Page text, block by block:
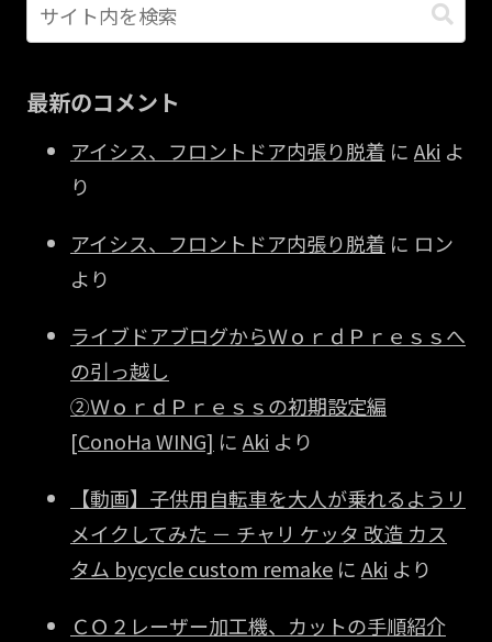
最新のコメント
アイシス、フロントドア内張り脱着 に Aki よ
り
アイシス、フロントドア内張り脱着 に ロン
より
ライブドアブログからＷｏｒｄＰｒｅｓｓへ
の引っ越し
②ＷｏｒｄＰｒｅｓｓの初期設定編
[ConoHa WING] に Aki より
【動画】子供用自転車を大人が乗れるようリ
メイクしてみた － チャリ ケッタ 改造 カス
タム bycycle custom remake に Aki より
ＣＯ２レーザー加工機、カットの手順紹介